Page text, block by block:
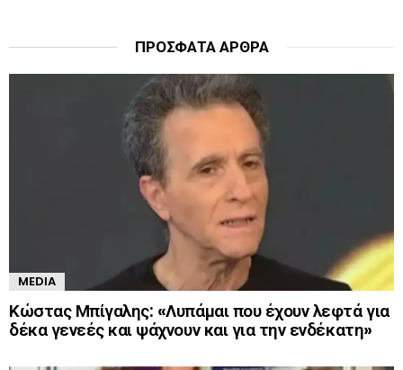
ΠΡΌΣΦΑΤΑ ΆΡΘΡΑ
MEDIA
Κώστας Μπίγαλης: «Λυπάμαι που έχουν λεφτά για
δέκα γενεές και ψάχνουν και για την ενδέκατη»